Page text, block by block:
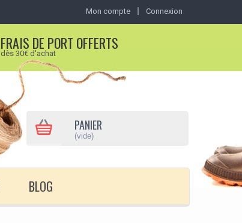
Mon compte Connexion
FRAIS DE PORT OFFERTS
dès 30€ d'achat
PANIER
(vide)
BLOG